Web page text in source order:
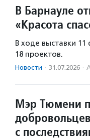
В Барнауле
«Красота
В ходе выставки
18 проектов.
Новости · 31.07.2026 ·
Мэр Тюмени
с